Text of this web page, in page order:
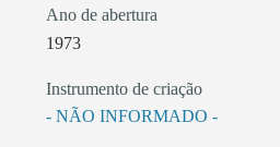
Ano de abertura
1973
Instrumento de criação
- NÃO INFORMADO -